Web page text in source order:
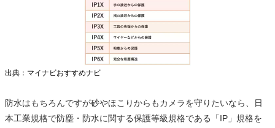
出典：マイナビおすすめナビ
防水はもちろんですが砂やほこりからもカメラを守りたいなら、日
本工業規格で防塵・防水に関する保護等級規格である「IP」規格を